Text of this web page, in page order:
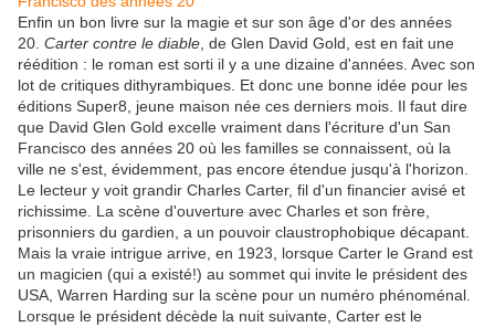
Enfin un bon livre sur la magie et sur son âge d'or des années
20. Carter contre le diable , de Glen David Gold, est en fait une
réédition : le roman est sorti il y a une dizaine d'années. Avec son
lot de critiques dithyrambiques. Et donc une bonne idée pour les
éditions Super8, jeune maison née ces derniers mois. Il faut dire
que David Glen Gold excelle vraiment dans l'écriture d'un San
Francisco des années 20 où les familles se connaissent, où la
ville ne s'est, évidemment, pas encore étendue jusqu'à l'horizon.
Le lecteur y voit grandir Charles Carter, fil d'un financier avisé et
richissime. La scène d'ouverture avec Charles et son frère,
prisonniers du gardien, a un pouvoir claustrophobique décapant.
Mais la vraie intrigue arrive, en 1923, lorsque Carter le Grand est
un magicien (qui a existé!) au sommet qui invite le président des
USA, Warren Harding sur la scène pour un numéro phénoménal.
Lorsque le président décède la nuit suivante, Carter est le